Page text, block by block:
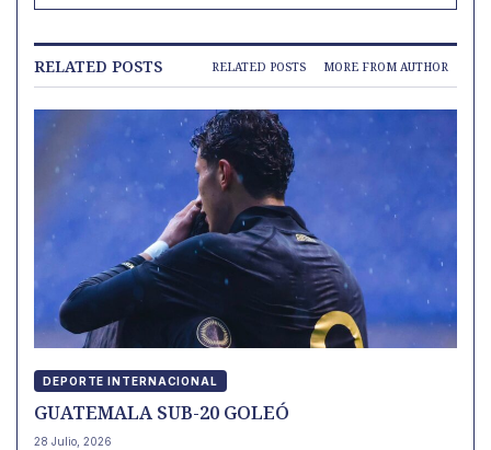
RELATED POSTS RELATED POSTS MORE FROM AUTHOR
DEPORTE INTERNACIONAL
GUATEMALA SUB-20 GOLEÓ
28 Julio, 2026